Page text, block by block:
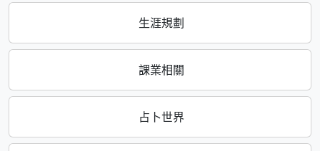
生涯規劃
課業相關
占卜世界